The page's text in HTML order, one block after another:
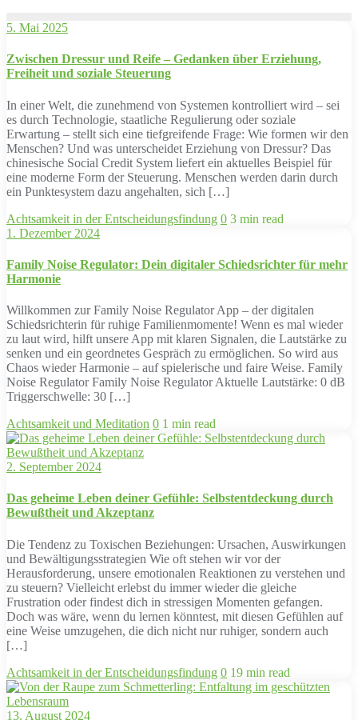
5. Mai 2025
Zwischen Dressur und Reife – Gedanken über Erziehung,
Freiheit und soziale Steuerung
In einer Welt, die zunehmend von Systemen kontrolliert wird – sei
es durch Technologie, staatliche Regulierung oder soziale
Erwartung – stellt sich eine tiefgreifende Frage: Wie formen wir den
Menschen? Und was unterscheidet Erziehung von Dressur? Das
chinesische Social Credit System liefert ein aktuelles Beispiel für
eine moderne Form der Steuerung. Menschen werden darin durch
ein Punktesystem dazu angehalten, sich […]
Achtsamkeit in der Entscheidungsfindung 0 3 min read
1. Dezember 2024
Family Noise Regulator: Dein digitaler Schiedsrichter für mehr
Harmonie
Willkommen zur Family Noise Regulator App – der digitalen
Schiedsrichterin für ruhige Familienmomente! Wenn es mal wieder
zu laut wird, hilft unsere App mit klaren Signalen, die Lautstärke zu
senken und ein geordnetes Gespräch zu ermöglichen. So wird aus
Chaos wieder Harmonie – auf spielerische und faire Weise. Family
Noise Regulator Family Noise Regulator Aktuelle Lautstärke: 0 dB
Triggerschwelle: 30 […]
Achtsamkeit und Meditation 0 1 min read
2. September 2024
Das geheime Leben deiner Gefühle: Selbstentdeckung durch
Bewußtheit und Akzeptanz
Die Tendenz zu Toxischen Beziehungen: Ursachen, Auswirkungen
und Bewältigungsstrategien Wie oft stehen wir vor der
Herausforderung, unsere emotionalen Reaktionen zu verstehen und
zu steuern? Vielleicht erlebst du immer wieder die gleiche
Frustration oder findest dich in stressigen Momenten gefangen.
Doch was wäre, wenn du lernen könntest, mit diesen Gefühlen auf
eine Weise umzugehen, die dich nicht nur ruhiger, sondern auch
[…]
Achtsamkeit in der Entscheidungsfindung 0 19 min read
13. August 2024